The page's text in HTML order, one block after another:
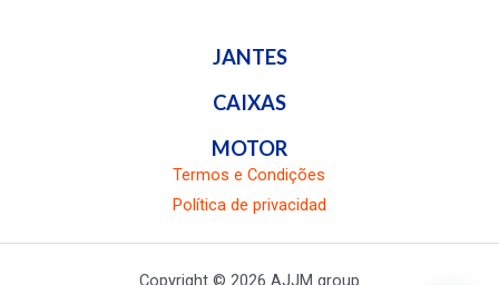
JANTES
CAIXAS
MOTOR
Termos e Condições
Política de privacidad
Copyright © 2026 AJJM group